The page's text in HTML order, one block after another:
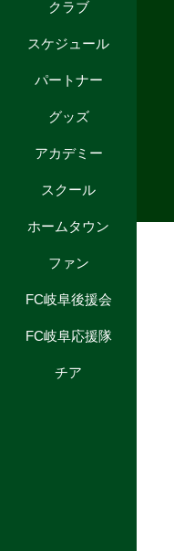
クラブ
スケジュール
パートナー
グッズ
アカデミー
スクール
ホームタウン
ファン
FC岐阜後援会
FC岐阜応援隊
チア